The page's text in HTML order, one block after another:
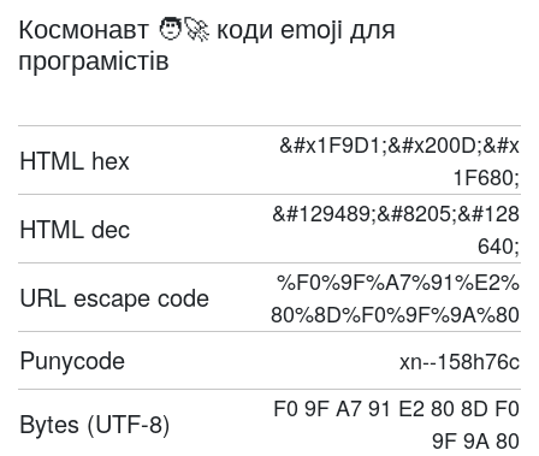
Космонавт 🧑‍🚀 коди emoji для
програмістів
HTML hex
&#x1F9D1;&#x200D;&#x
1F680;
HTML dec
&#129489;&#8205;&#128
640;
URL escape code
%F0%9F%A7%91%E2%
80%8D%F0%9F%9A%80
Punycode xn--158h76c
Bytes (UTF-8)
F0 9F A7 91 E2 80 8D F0
9F 9A 80